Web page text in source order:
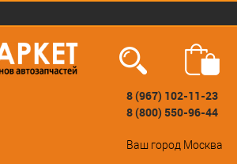
8 (967) 102-11-23
8 (800) 550-96-44
Ваш город Москва